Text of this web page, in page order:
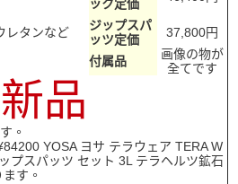
ック定価
レタンなど
ジップスパ
ッツ定価
37,800円
付属品
画像の物が
全てです
新品
。
YOSA ヨサ テラウェア TERA W
プスパッツ セット 3L テラヘルツ鉱石
す。